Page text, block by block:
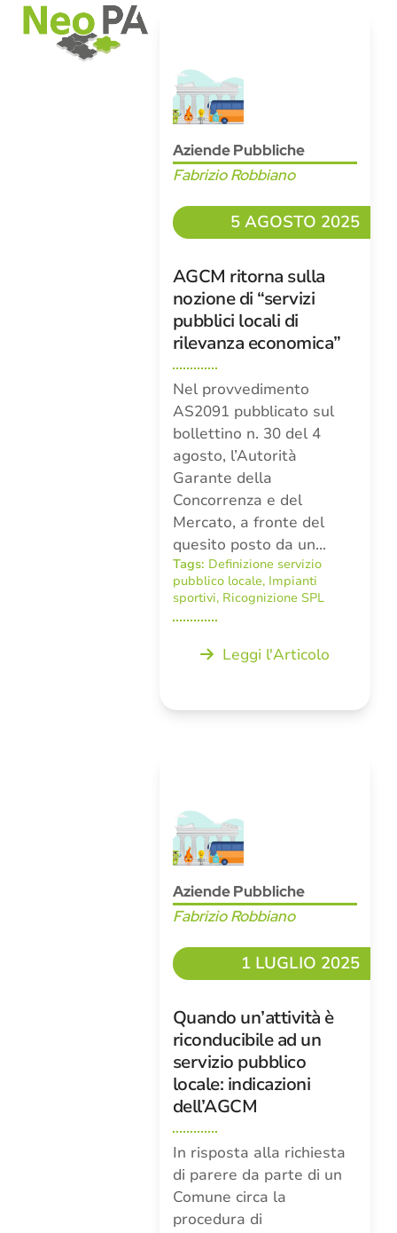
SkipOpen
mobile
menu
Close
mobile
menu
Aziende Pubbliche
Fabrizio Robbiano
5 AGOSTO 2025
AGCM ritorna sulla
nozione di “servizi
pubblici locali di
rilevanza economica”
Nel provvedimento
AS2091 pubblicato sul
bollettino n. 30 del 4
agosto, l’Autorità
Garante della
Concorrenza e del
Mercato, a fronte del
quesito posto da un…
Tags: Definizione servizio
pubblico locale, Impianti
sportivi, Ricognizione SPL
Leggi l'Articolo
Aziende Pubbliche
Fabrizio Robbiano
1 LUGLIO 2025
Quando un’attività è
riconducibile ad un
servizio pubblico
locale: indicazioni
dell’AGCM
In risposta alla richiesta
di parere da parte di un
Comune circa la
procedura di